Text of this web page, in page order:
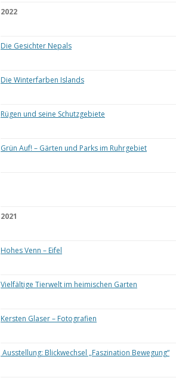
2022
Die Gesichter Nepals
Die Winterfarben Islands
Rügen und seine Schutzgebiete
Grün Auf! – Gärten und Parks im Ruhrgebiet
2021
Hohes Venn – Eifel
Vielfältige Tierwelt im heimischen Garten
Kersten Glaser – Fotografien
Ausstellung: Blickwechsel „Faszination Bewegung“